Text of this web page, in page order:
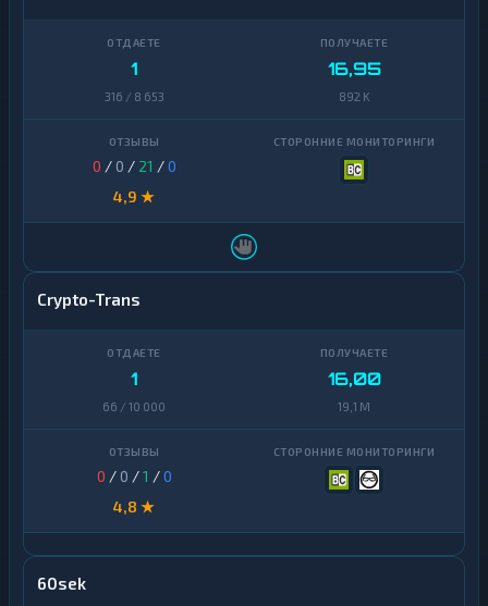
1
316 / 8 653
16,95
892 K
0 / 0 / 21 /0
4,9 ★
Crypto-Trans
1
66 / 10 000
16,00
19,1 M
0 / 0 /1 /0
4,8 ★
60sek